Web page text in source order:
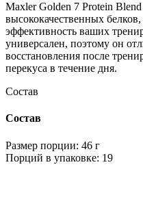
Maxler Golden 7 Protein
высококачественных
эффективность ваших
универсален, поэтому он
восстановления после
перекуса в течение дня.
Состав
Состав
Размер порции: 46 г
Порций в упаковке: 19